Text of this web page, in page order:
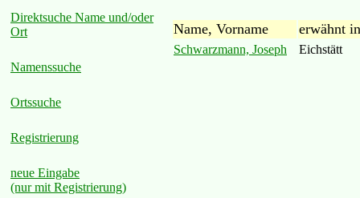
Direktsuche Name und/oder
Ort
Namenssuche
Ortssuche
Registrierung
neue Eingabe
(nur mit Registrierung)
Name, Vorname erwähnt in
Schwarzmann, Joseph Eichstätt